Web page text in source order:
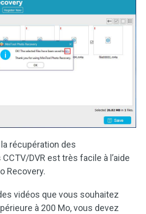
récupération des
DVR est très facile à l’aide
Recovery.
vidéos que vous souhaitez
à 200 Mo, vous devez